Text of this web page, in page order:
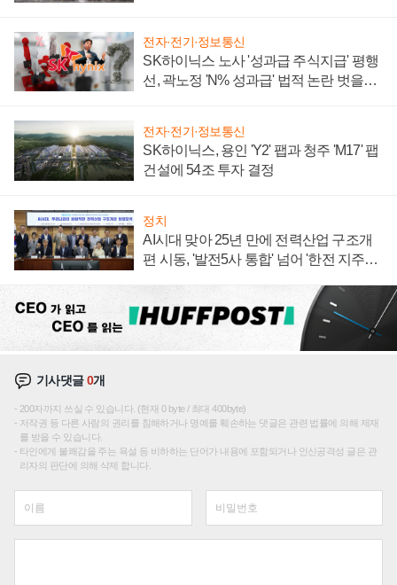
전자·전기·정보통신
SK하이닉스 노사 '성과급 주식지급' 평행
선, 곽노정 'N% 성과급' 법적 논란 벗을지
전자·전기·정보통신
SK하이닉스, 용인 'Y2' 팹과 청주 'M17' 팹
건설에 54조 투자 결정
정치
AI시대 맞아 25년 만에 전력산업 구조개
편 시동, '발전5사 통합' 넘어 '한전 지주사'
기사댓글0개
200자까지 쓰실 수 있습니다. (현재 0 byte / 최대 400byte)
저작권 등 다른 사람의 권리를 침해하거나 명예를 훼손하는 댓글은 관련 법률에 의해 제재
를 받을 수 있습니다.
타인에게 불쾌감을 주는 욕설 등 비하하는 단어가 내용에 포함되거나 인신공격성 글은 관
리자의 판단에 의해 삭제 합니다.